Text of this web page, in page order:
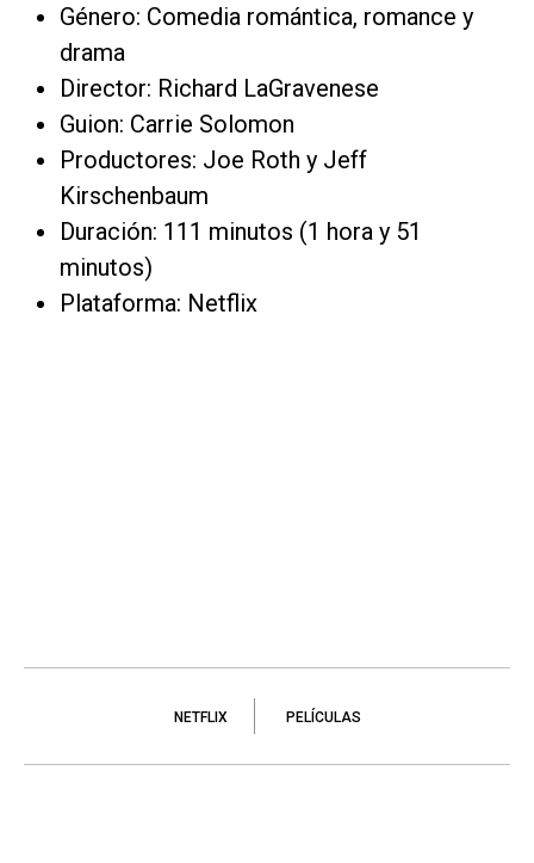
Género: Comedia romántica, romance y
drama
Director: Richard LaGravenese
Guion: Carrie Solomon
Productores: Joe Roth y Jeff
Kirschenbaum
Duración: 111 minutos (1 hora y 51
minutos)
Plataforma: Netflix
NETFLIX PELÍCULAS